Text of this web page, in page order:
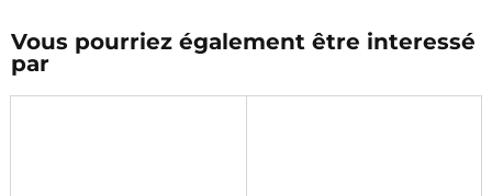
Vous pourriez également être interessé
par